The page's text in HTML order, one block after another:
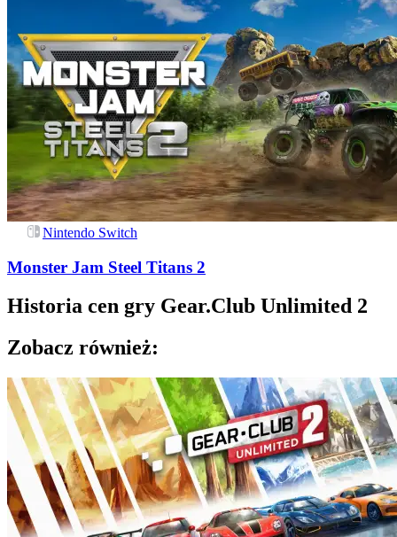
Nintendo Switch
Monster Jam Steel Titans 2
Historia cen gry Gear.Club Unlimited 2
Zobacz również: